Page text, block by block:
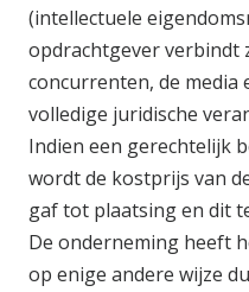
(intellectuele
opdrachtgever verbindt
concurrenten, de media
volledige juridische
Indien een gerechtelijk
wordt de kostprijs van
gaf tot plaatsing en dit
De onderneming heeft
op enige andere wijze